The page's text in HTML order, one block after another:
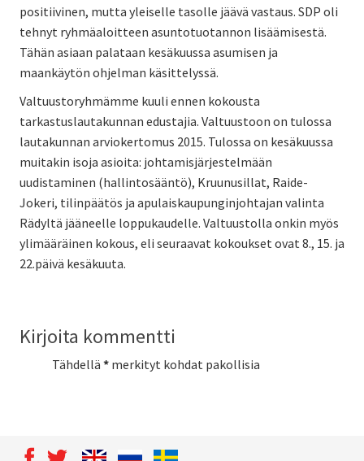
positiivinen, mutta yleiselle tasolle jäävä vastaus. SDP oli
tehnyt ryhmäaloitteen asuntotuotannon lisäämisestä.
Tähän asiaan palataan kesäkuussa asumisen ja
maankäytön ohjelman käsittelyssä.
Valtuustoryhmämme kuuli ennen kokousta
tarkastuslautakunnan edustajia. Valtuustoon on tulossa
lautakunnan arviokertomus 2015. Tulossa on kesäkuussa
muitakin isoja asioita: johtamisjärjestelmään
uudistaminen (hallintosääntö), Kruunusillat, Raide-
Jokeri, tilinpäätös ja apulaiskaupunginjohtajan valinta
Rädyltä jääneelle loppukaudelle. Valtuustolla onkin myös
ylimääräinen kokous, eli seuraavat kokoukset ovat 8., 15. ja
22.päivä kesäkuuta.
Kirjoita kommentti
Tähdellä * merkityt kohdat pakollisia